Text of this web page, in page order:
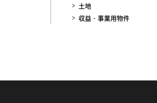
土地
収益・事業用物件